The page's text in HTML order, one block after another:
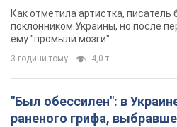
русского не знал, а теперь
геноцида украинцев
Как отметила артистка, писатель
поклонником Украины, но после
ему "промыли мозги"
3 години тому 4,0 т.
"Был обессилен": в
раненого грифа,